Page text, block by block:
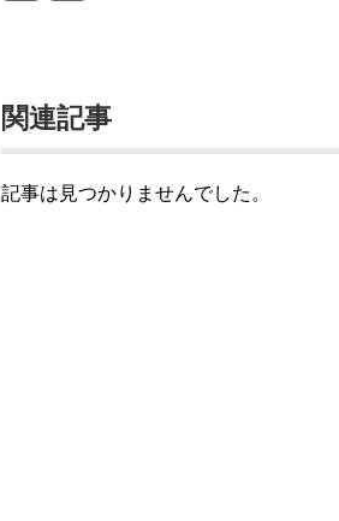
関連記事
記事は見つかりませんでした。